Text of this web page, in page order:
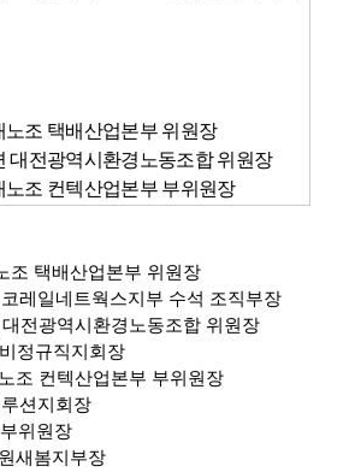
노조 택배산업본부 위원장
대전광역시환경노동조합 위원장
노조 컨텍산업본부 부위원장
조 택배산업본부 위원장
레일네트웍스지부 수석 조직부장
전광역시환경노동조합 위원장
정규직지회장
조 컨텍산업본부 부위원장
션지회장
위원장
새봄지부장